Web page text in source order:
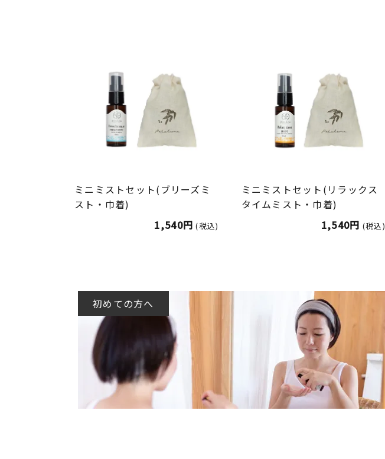
ミニミストセット(ブリーズミ
スト・巾着)
1,540円 (税込)
ミニミストセット(リラックス
タイムミスト・巾着)
1,540円 (税込)
初めての方へ